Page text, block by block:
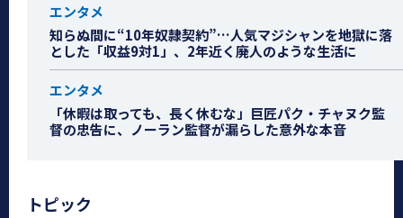
エンタメ
知らぬ間に“10年奴隷契約”…人気マジシャンを地獄に落
とした「収益9対1」、2年近く廃人のような生活に
エンタメ
「休暇は取っても、長く休むな」巨匠パク・チャヌク監
督の忠告に、ノーラン監督が漏らした意外な本音
トピック